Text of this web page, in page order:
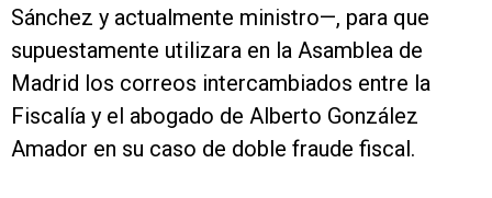
Sánchez y actualmente ministro—, para que
supuestamente utilizara en la Asamblea de
Madrid los correos intercambiados entre la
Fiscalía y el abogado de Alberto González
Amador en su caso de doble fraude fiscal.